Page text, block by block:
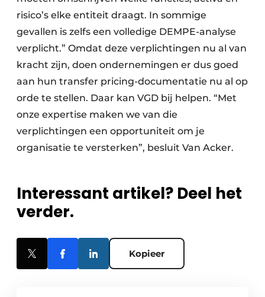
risico’s elke entiteit draagt. In sommige
gevallen is zelfs een volledige DEMPE-analyse
verplicht.” Omdat deze verplichtingen nu al van
kracht zijn, doen ondernemingen er dus goed
aan hun transfer pricing-documentatie nu al op
orde te stellen. Daar kan VGD bij helpen. “Met
onze expertise maken we van die
verplichtingen een opportuniteit om je
organisatie te versterken”, besluit Van Acker.
Interessant artikel? Deel het
verder.
Kopieer